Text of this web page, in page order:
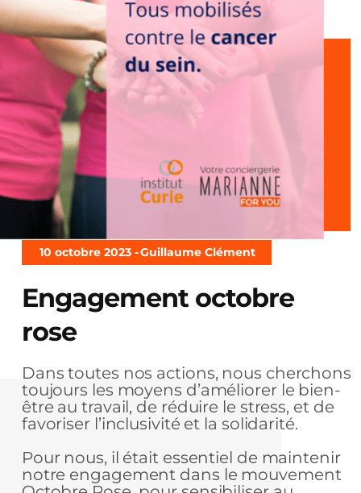
10 octobre 2023 -Guillaume Clément
Engagement octobre
rose
Dans toutes nos actions, nous cherchons
toujours les moyens d’améliorer le bien-
être au travail, de réduire le stress, et de
favoriser l’inclusivité et la solidarité.
Pour nous, il était essentiel de maintenir
notre engagement dans le mouvement